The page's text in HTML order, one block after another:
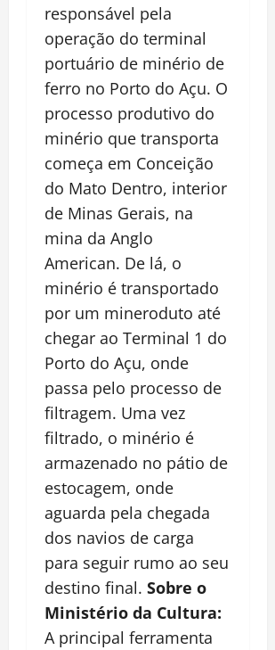
responsável pela
operação do terminal
portuário de minério de
ferro no Porto do Açu. O
processo produtivo do
minério que transporta
começa em Conceição
do Mato Dentro, interior
de Minas Gerais, na
mina da Anglo
American. De lá, o
minério é transportado
por um mineroduto até
chegar ao Terminal 1 do
Porto do Açu, onde
passa pelo processo de
filtragem. Uma vez
filtrado, o minério é
armazenado no pátio de
estocagem, onde
aguarda pela chegada
dos navios de carga
para seguir rumo ao seu
destino final. Sobre o
Ministério da Cultura:
A principal ferramenta